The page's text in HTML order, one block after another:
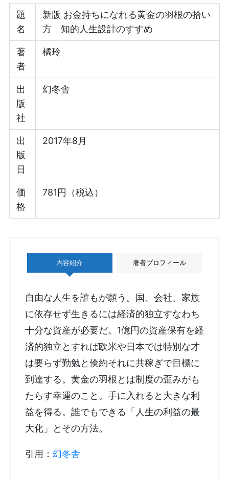
題
名
新版 お金持ちになれる黄金の羽根の拾い
方 知的人生設計のすすめ
著
者
橘玲
出
版
社
幻冬舎
出
版
日
2017年8月
価
格
781円（税込）
内容紹介 著者プロフィール
自由な人生を誰もが願う。国、会社、家族
に依存せず生きるには経済的独立すなわち
十分な資産が必要だ。1億円の資産保有を経
済的独立とすれば欧米や日本では特別な才
は要らず勤勉と倹約それに共稼ぎで目標に
到達する。黄金の羽根とは制度の歪みがも
たらす幸運のこと。手に入れると大きな利
益を得る。誰でもできる「人生の利益の最
大化」とその方法。
引用： 幻冬舎